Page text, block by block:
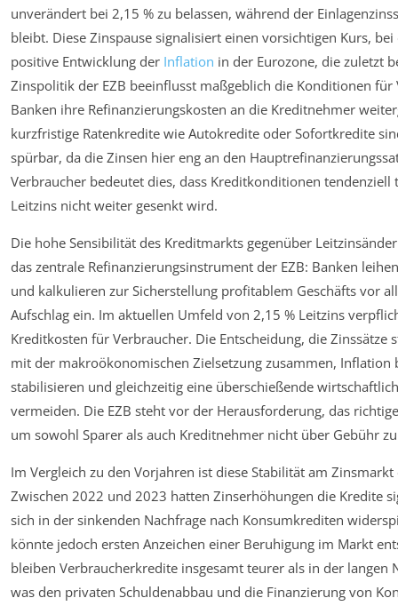
unverändert bei 2,15 % zu belassen, während der
bleibt. Diese Zinspause signalisiert einen vorsichtigen Kurs,
positive Entwicklung der Inflation in der Eurozone, die zuletzt
Zinspolitik der EZB beeinflusst maßgeblich die Konditionen für
Banken ihre Refinanzierungskosten an die Kreditnehmer
kurzfristige Ratenkredite wie Autokredite oder Sofortkredite
spürbar, da die Zinsen hier eng an den
Verbraucher bedeutet dies, dass Kreditkonditionen
Leitzins nicht weiter gesenkt wird.
Die hohe Sensibilität des Kreditmarkts gegenüber
das zentrale Refinanzierungsinstrument der EZB: Banken
und kalkulieren zur Sicherstellung profitablem Geschäfts vor
Aufschlag ein. Im aktuellen Umfeld von 2,15 % Leitzins
Kreditkosten für Verbraucher. Die Entscheidung, die Zinssätze
mit der makroökonomischen Zielsetzung zusammen, Inflation
stabilisieren und gleichzeitig eine überschießende
vermeiden. Die EZB steht vor der Herausforderung, das
um sowohl Sparer als auch Kreditnehmer nicht über Gebühr
Im Vergleich zu den Vorjahren ist diese Stabilität am
Zwischen 2022 und 2023 hatten Zinserhöhungen die Kredite
sich in der sinkenden Nachfrage nach Konsumkrediten
könnte jedoch ersten Anzeichen einer Beruhigung im Markt
bleiben Verbraucherkredite insgesamt teurer als in der langen
was den privaten Schuldenabbau und die Finanzierung von